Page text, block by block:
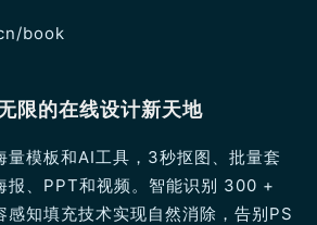
book
限的在线设计新天地
量模板和AI工具，3秒抠图、批量套
报、PPT和视频。智能识别 300 +
感知填充技术实现自然消除，告别PS